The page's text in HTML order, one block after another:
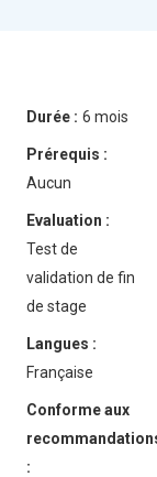
Durée : 6 mois
Prérequis :
Aucun
Evaluation :
Test de
validation de fin
de stage
Langues :
Française
Conforme aux
: